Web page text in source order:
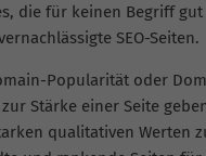
die für keinen Begriff
SEO-Seiten.
Popularität oder
Stärke einer Seite
qualitativen Werten